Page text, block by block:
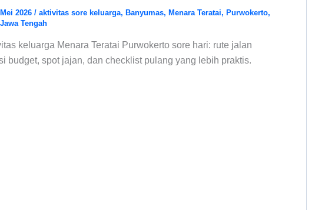
2026 / aktivitas sore keluarga, Banyumas, Menara Teratai, Purwokerto,
Tengah
keluarga Menara Teratai Purwokerto sore hari: rute jalan
budget, spot jajan, dan checklist pulang yang lebih praktis.